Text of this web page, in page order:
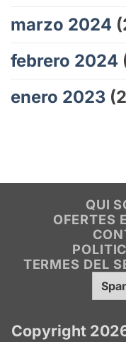
marzo 2024
febrero 2024
enero 2023
QUI
OFERTES
TERMES DEL
Copyright